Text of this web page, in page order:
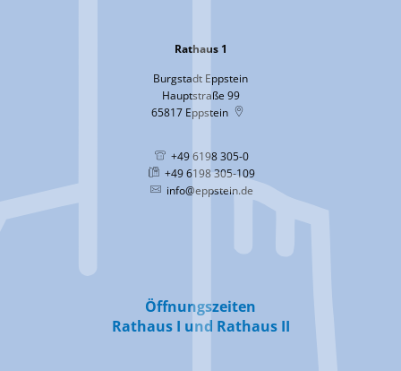
Rathaus 1
Burgstadt Eppstein
Hauptstraße 99
65817 Eppstein
+49 6198 305-0
+49 6198 305-109
info@eppstein.de
Öffnungszeiten
Rathaus I und Rathaus II